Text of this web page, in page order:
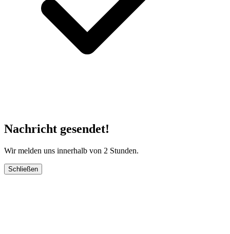
Nachricht gesendet!
Wir melden uns innerhalb von 2 Stunden.
Schließen